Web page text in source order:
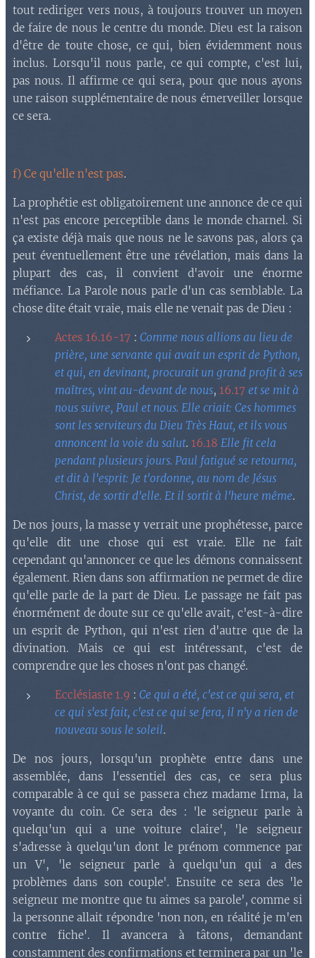
tout rediriger vers nous, à toujours trouver un moyen
de faire de nous le centre du monde. Dieu est la raison
d'être de toute chose, ce qui, bien évidemment nous
inclus. Lorsqu'il nous parle, ce qui compte, c'est lui,
pas nous. Il affirme ce qui sera, pour que nous ayons
une raison supplémentaire de nous émerveiller lorsque
ce sera.
f) Ce qu'elle n'est pas.
La prophétie est obligatoirement une annonce de ce qui
n'est pas encore perceptible dans le monde charnel. Si
ça existe déjà mais que nous ne le savons pas, alors ça
peut éventuellement être une révélation, mais dans la
plupart des cas, il convient d'avoir une énorme
méfiance. La Parole nous parle d'un cas semblable. La
chose dite était vraie, mais elle ne venait pas de Dieu :
Actes 16.16-17 : Comme nous allions au lieu de
prière, une servante qui avait un esprit de Python,
et qui, en devinant, procurait un grand profit à ses
maîtres, vint au-devant de nous, 16.17 et se mit à
nous suivre, Paul et nous. Elle criait: Ces hommes
sont les serviteurs du Dieu Très Haut, et ils vous
annoncent la voie du salut. 16.18 Elle fit cela
pendant plusieurs jours. Paul fatigué se retourna,
et dit à l'esprit: Je t'ordonne, au nom de Jésus
Christ, de sortir d'elle. Et il sortit à l'heure même.
De nos jours, la masse y verrait une prophétesse, parce
qu'elle dit une chose qui est vraie. Elle ne fait
cependant qu'annoncer ce que les démons connaissent
également. Rien dans son affirmation ne permet de dire
qu'elle parle de la part de Dieu. Le passage ne fait pas
énormément de doute sur ce qu'elle avait, c'est-à-dire
un esprit de Python, qui n'est rien d'autre que de la
divination. Mais ce qui est intéressant, c'est de
comprendre que les choses n'ont pas changé.
Ecclésiaste 1.9 : Ce qui a été, c'est ce qui sera, et
ce qui s'est fait, c'est ce qui se fera, il n'y a rien de
nouveau sous le soleil.
De nos jours, lorsqu'un prophète entre dans une
assemblée, dans l'essentiel des cas, ce sera plus
comparable à ce qui se passera chez madame Irma, la
voyante du coin. Ce sera des : 'le seigneur parle à
quelqu'un qui a une voiture claire', 'le seigneur
s'adresse à quelqu'un dont le prénom commence par
un V', 'le seigneur parle à quelqu'un qui a des
problèmes dans son couple'. Ensuite ce sera des 'le
seigneur me montre que tu aimes sa parole', comme si
la personne allait répondre 'non non, en réalité je m'en
contre fiche'. Il avancera à tâtons, demandant
constamment des confirmations et terminera par un 'le